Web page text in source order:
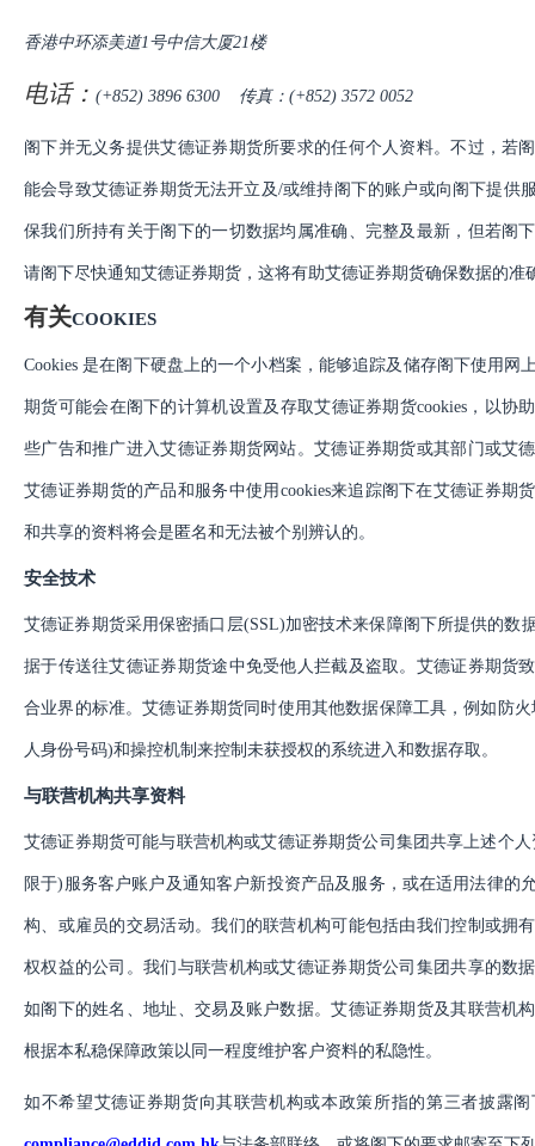
香港中环添美道1号中信大厦21楼
电话： (+852) 3896 6300 传真：(+852) 3572 0052
阁下并无义务提供艾德证券期货所要求的任何个人资料。不过，若
能会导致艾德证券期货无法开立及/或维持阁下的账户或向阁下提供
保我们所持有关于阁下的一切数据均属准确、完整及最新，但若阁
请阁下尽快通知艾德证券期货，这将有助艾德证券期货确保数据的准
有关COOKIES
Cookies 是在阁下硬盘上的一个小档案，能够追踪及储存阁下使用网
期货可能会在阁下的计算机设置及存取艾德证券期货cookies，以协
些广告和推广进入艾德证券期货网站。艾德证券期货或其部门或艾
艾德证券期货的产品和服务中使用cookies来追踪阁下在艾德证券期
和共享的资料将会是匿名和无法被个别辨认的。
安全技术
艾德证券期货采用保密插口层(SSL)加密技术来保障阁下所提供的数
据于传送往艾德证券期货途中免受他人拦截及盗取。艾德证券期货
合业界的标准。艾德证券期货同时使用其他数据保障工具，例如防
人身份号码)和操控机制来控制未获授权的系统进入和数据存取。
与联营机构共享资料
艾德证券期货可能与联营机构或艾德证券期货公司集团共享上述个
限于)服务客户账户及通知客户新投资产品及服务，或在适用法律的
构、或雇员的交易活动。我们的联营机构可能包括由我们控制或拥
权权益的公司。我们与联营机构或艾德证券期货公司集团共享的数
如阁下的姓名、地址、交易及账户数据。艾德证券期货及其联营机
根据本私稳保障政策以同一程度维护客户资料的私隐性。
如不希望艾德证券期货向其联营机构或本政策所指的第三者披露